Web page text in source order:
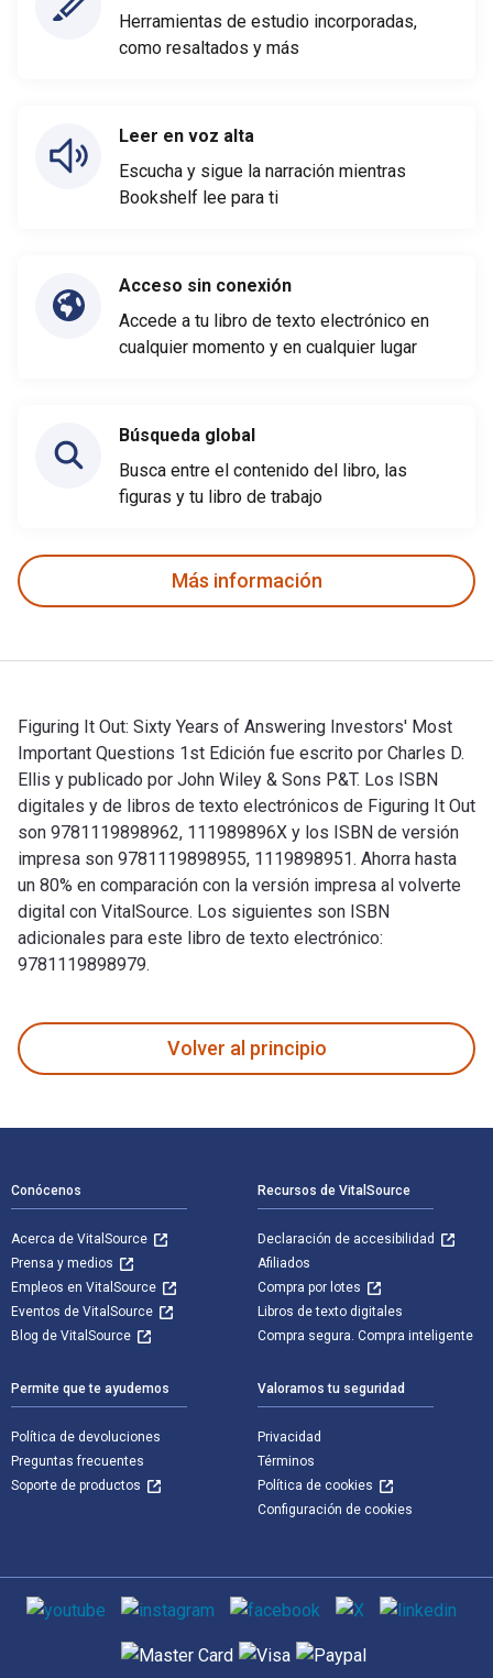
Herramientas de estudio incorporadas,
como resaltados y más
Leer en voz alta
Escucha y sigue la narración mientras
Bookshelf lee para ti
Acceso sin conexión
Accede a tu libro de texto electrónico en
cualquier momento y en cualquier lugar
Búsqueda global
Busca entre el contenido del libro, las
figuras y tu libro de trabajo
Más información
Figuring It Out: Sixty Years of Answering Investors' Most
Important Questions 1st Edición fue escrito por Charles D.
Ellis y publicado por John Wiley & Sons P&T. Los ISBN
digitales y de libros de texto electrónicos de Figuring It Out
son 9781119898962, 111989896X y los ISBN de versión
impresa son 9781119898955, 1119898951. Ahorra hasta
un 80% en comparación con la versión impresa al volverte
digital con VitalSource. Los siguientes son ISBN
adicionales para este libro de texto electrónico:
9781119898979.
Volver al principio
Conócenos
Acerca de VitalSource
Prensa y medios
Empleos en VitalSource
Eventos de VitalSource
Blog de VitalSource
Recursos de VitalSource
Declaración de accesibilidad
Afiliados
Compra por lotes
Libros de texto digitales
Compra segura. Compra inteligente
Permite que te ayudemos
Política de devoluciones
Preguntas frecuentes
Soporte de productos
Valoramos tu seguridad
Privacidad
Términos
Política de cookies
Configuración de cookies
Medios de comunicación social
Métodos de pago admitidos